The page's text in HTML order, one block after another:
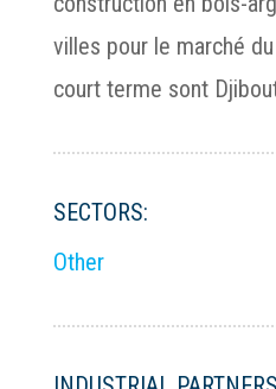
villes pour le marché
court terme sont
SECTORS:
Other